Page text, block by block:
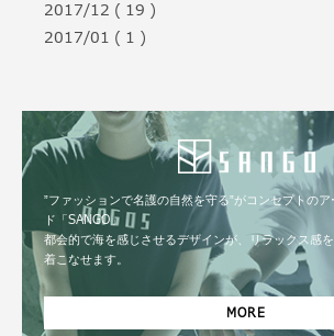
2017/12 ( 19 )
2017/01 ( 1 )
”ファッションで名護の自然を守る”がコンセプトの
ド「SANGO」
都会的で海を感じさせるデザインが、リラックス感
着こなせます。
MORE